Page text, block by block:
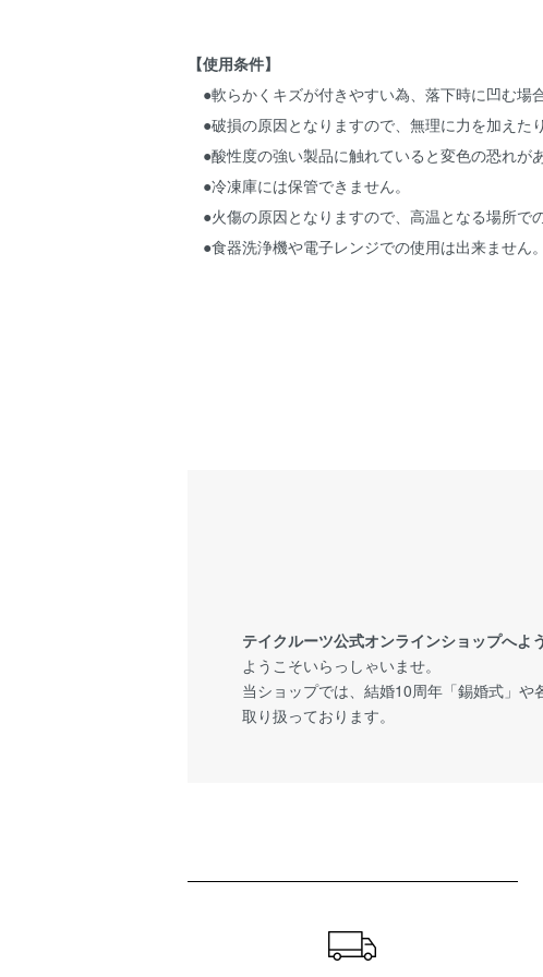
【使用条件】
●軟らかくキズが付きやすい為、落下時に凹む場
●破損の原因となりますので、無理に力を加えた
●酸性度の強い製品に触れていると変色の恐れが
●冷凍庫には保管できません。
●火傷の原因となりますので、高温となる場所で
●食器洗浄機や電子レンジでの使用は出来ません。
テイクルーツ公式オンラインショップへよ
ようこそいらっしゃいませ。
当ショップでは、結婚10周年「錫婚式」
取り扱っております。